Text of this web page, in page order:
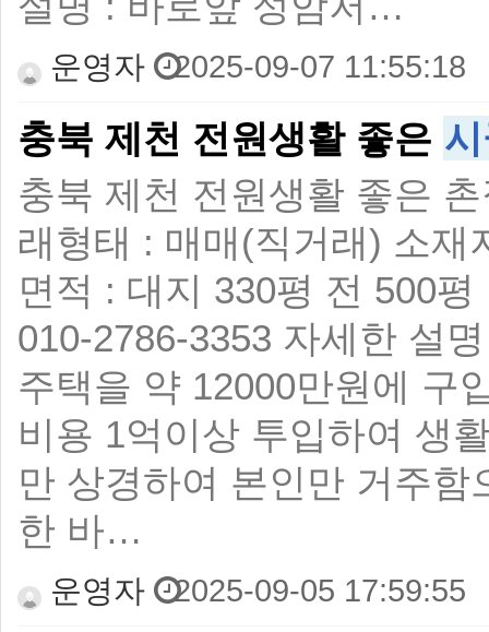
운영자 2025-09-07 11:55:18
충북 제천 전원생활 좋은
충북 제천 전원생활 좋은
래형태 : 매매(직거래) 소재
면적 : 대지 330평 전 500
010-2786-3353 자세한 설
주택을 약 12000만원에 구
비용 1억이상 투입하여 생
만 상경하여 본인만 거주
한 바…
운영자 2025-09-05 17:59:55